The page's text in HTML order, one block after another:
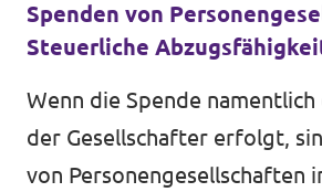
Spenden von
Steuerliche
Wenn die Spende namentlich
der Gesellschafter erfolgt,
von Personengesellschaften